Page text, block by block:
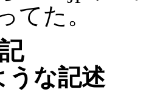
てた。
うな記述